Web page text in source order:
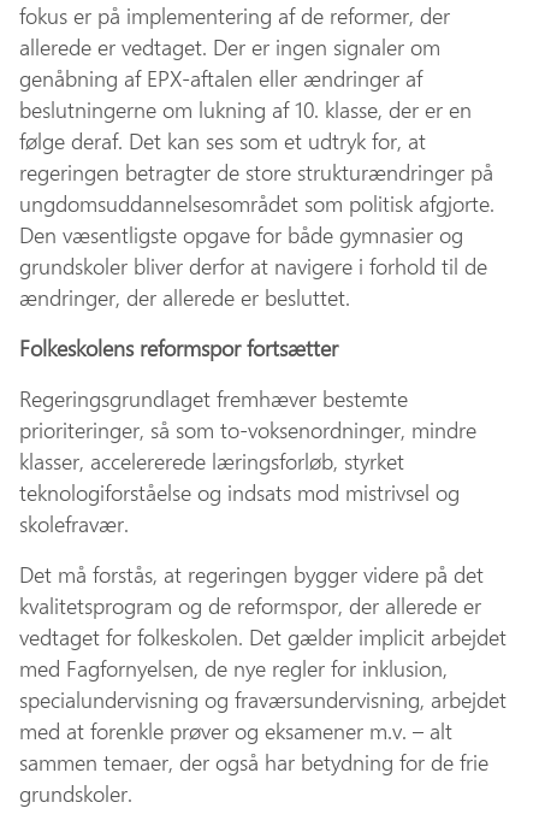
fokus er på implementering af de reformer, der
allerede er vedtaget. Der er ingen signaler om
genåbning af EPX-aftalen eller ændringer af
beslutningerne om lukning af 10. klasse, der er en
følge deraf. Det kan ses som et udtryk for, at
regeringen betragter de store strukturændringer på
ungdomsuddannelsesområdet som politisk afgjorte.
Den væsentligste opgave for både gymnasier og
grundskoler bliver derfor at navigere i forhold til de
ændringer, der allerede er besluttet.
Folkeskolens reformspor fortsætter
Regeringsgrundlaget fremhæver bestemte
prioriteringer, så som to-voksenordninger, mindre
klasser, accelererede læringsforløb, styrket
teknologiforståelse og indsats mod mistrivsel og
skolefravær.
Det må forstås, at regeringen bygger videre på det
kvalitetsprogram og de reformspor, der allerede er
vedtaget for folkeskolen. Det gælder implicit arbejdet
med Fagfornyelsen, de nye regler for inklusion,
specialundervisning og fraværsundervisning, arbejdet
med at forenkle prøver og eksamener m.v. – alt
sammen temaer, der også har betydning for de frie
grundskoler.